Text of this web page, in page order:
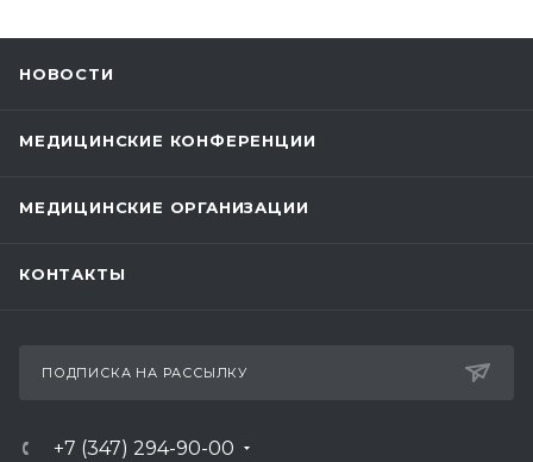
НОВОСТИ
МЕДИЦИНСКИЕ КОНФЕРЕНЦИИ
МЕДИЦИНСКИЕ ОРГАНИЗАЦИИ
КОНТАКТЫ
ПОДПИСКА НА РАССЫЛКУ
+7 (347) 294-90-00